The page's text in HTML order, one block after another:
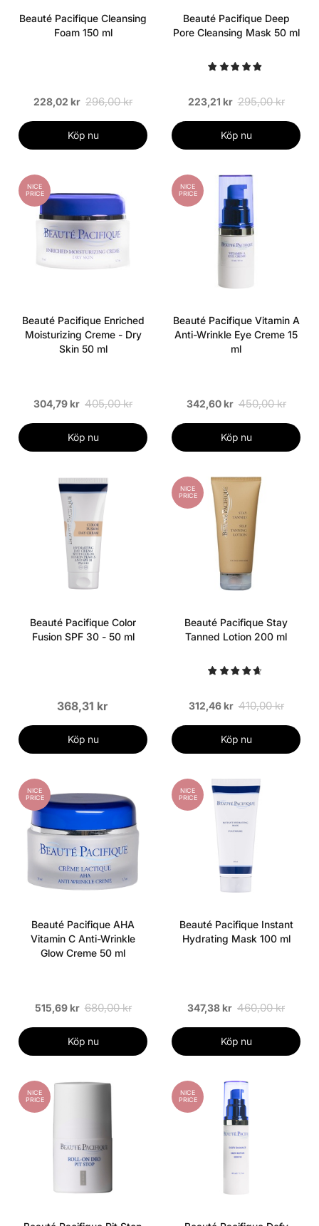
Beauté Pacifique Cleansing
Foam 150 ml
228,02 kr 296,00 kr
Köp nu
Beauté Pacifique Deep
Pore Cleansing Mask 50 ml
223,21 kr 295,00 kr
Köp nu
NICE
PRICE
Beauté Pacifique Enriched
Moisturizing Creme - Dry
Skin 50 ml
304,79 kr 405,00 kr
Köp nu
NICE
PRICE
Beauté Pacifique Vitamin A
Anti-Wrinkle Eye Creme 15
ml
342,60 kr 450,00 kr
Köp nu
Beauté Pacifique Color
Fusion SPF 30 - 50 ml
368,31 kr
Köp nu
NICE
PRICE
Beauté Pacifique Stay
Tanned Lotion 200 ml
312,46 kr 410,00 kr
Köp nu
NICE
PRICE
Beauté Pacifique AHA
Vitamin C Anti-Wrinkle
Glow Creme 50 ml
515,69 kr 680,00 kr
Köp nu
NICE
PRICE
Beauté Pacifique Instant
Hydrating Mask 100 ml
347,38 kr 460,00 kr
Köp nu
NICE
PRICE
NICE
PRICE